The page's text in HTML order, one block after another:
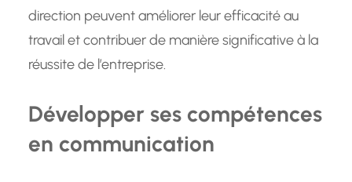
direction peuvent améliorer leur efficacité au
travail et contribuer de manière significative à la
réussite de l’entreprise.
Développer ses compétences
en communication